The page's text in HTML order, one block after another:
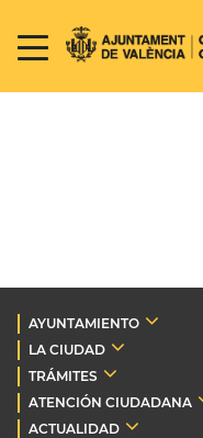
AYUNTAMIENTO
LA CIUDAD
TRÁMITES
ATENCIÓN CIUDADANA
ACTUALIDAD